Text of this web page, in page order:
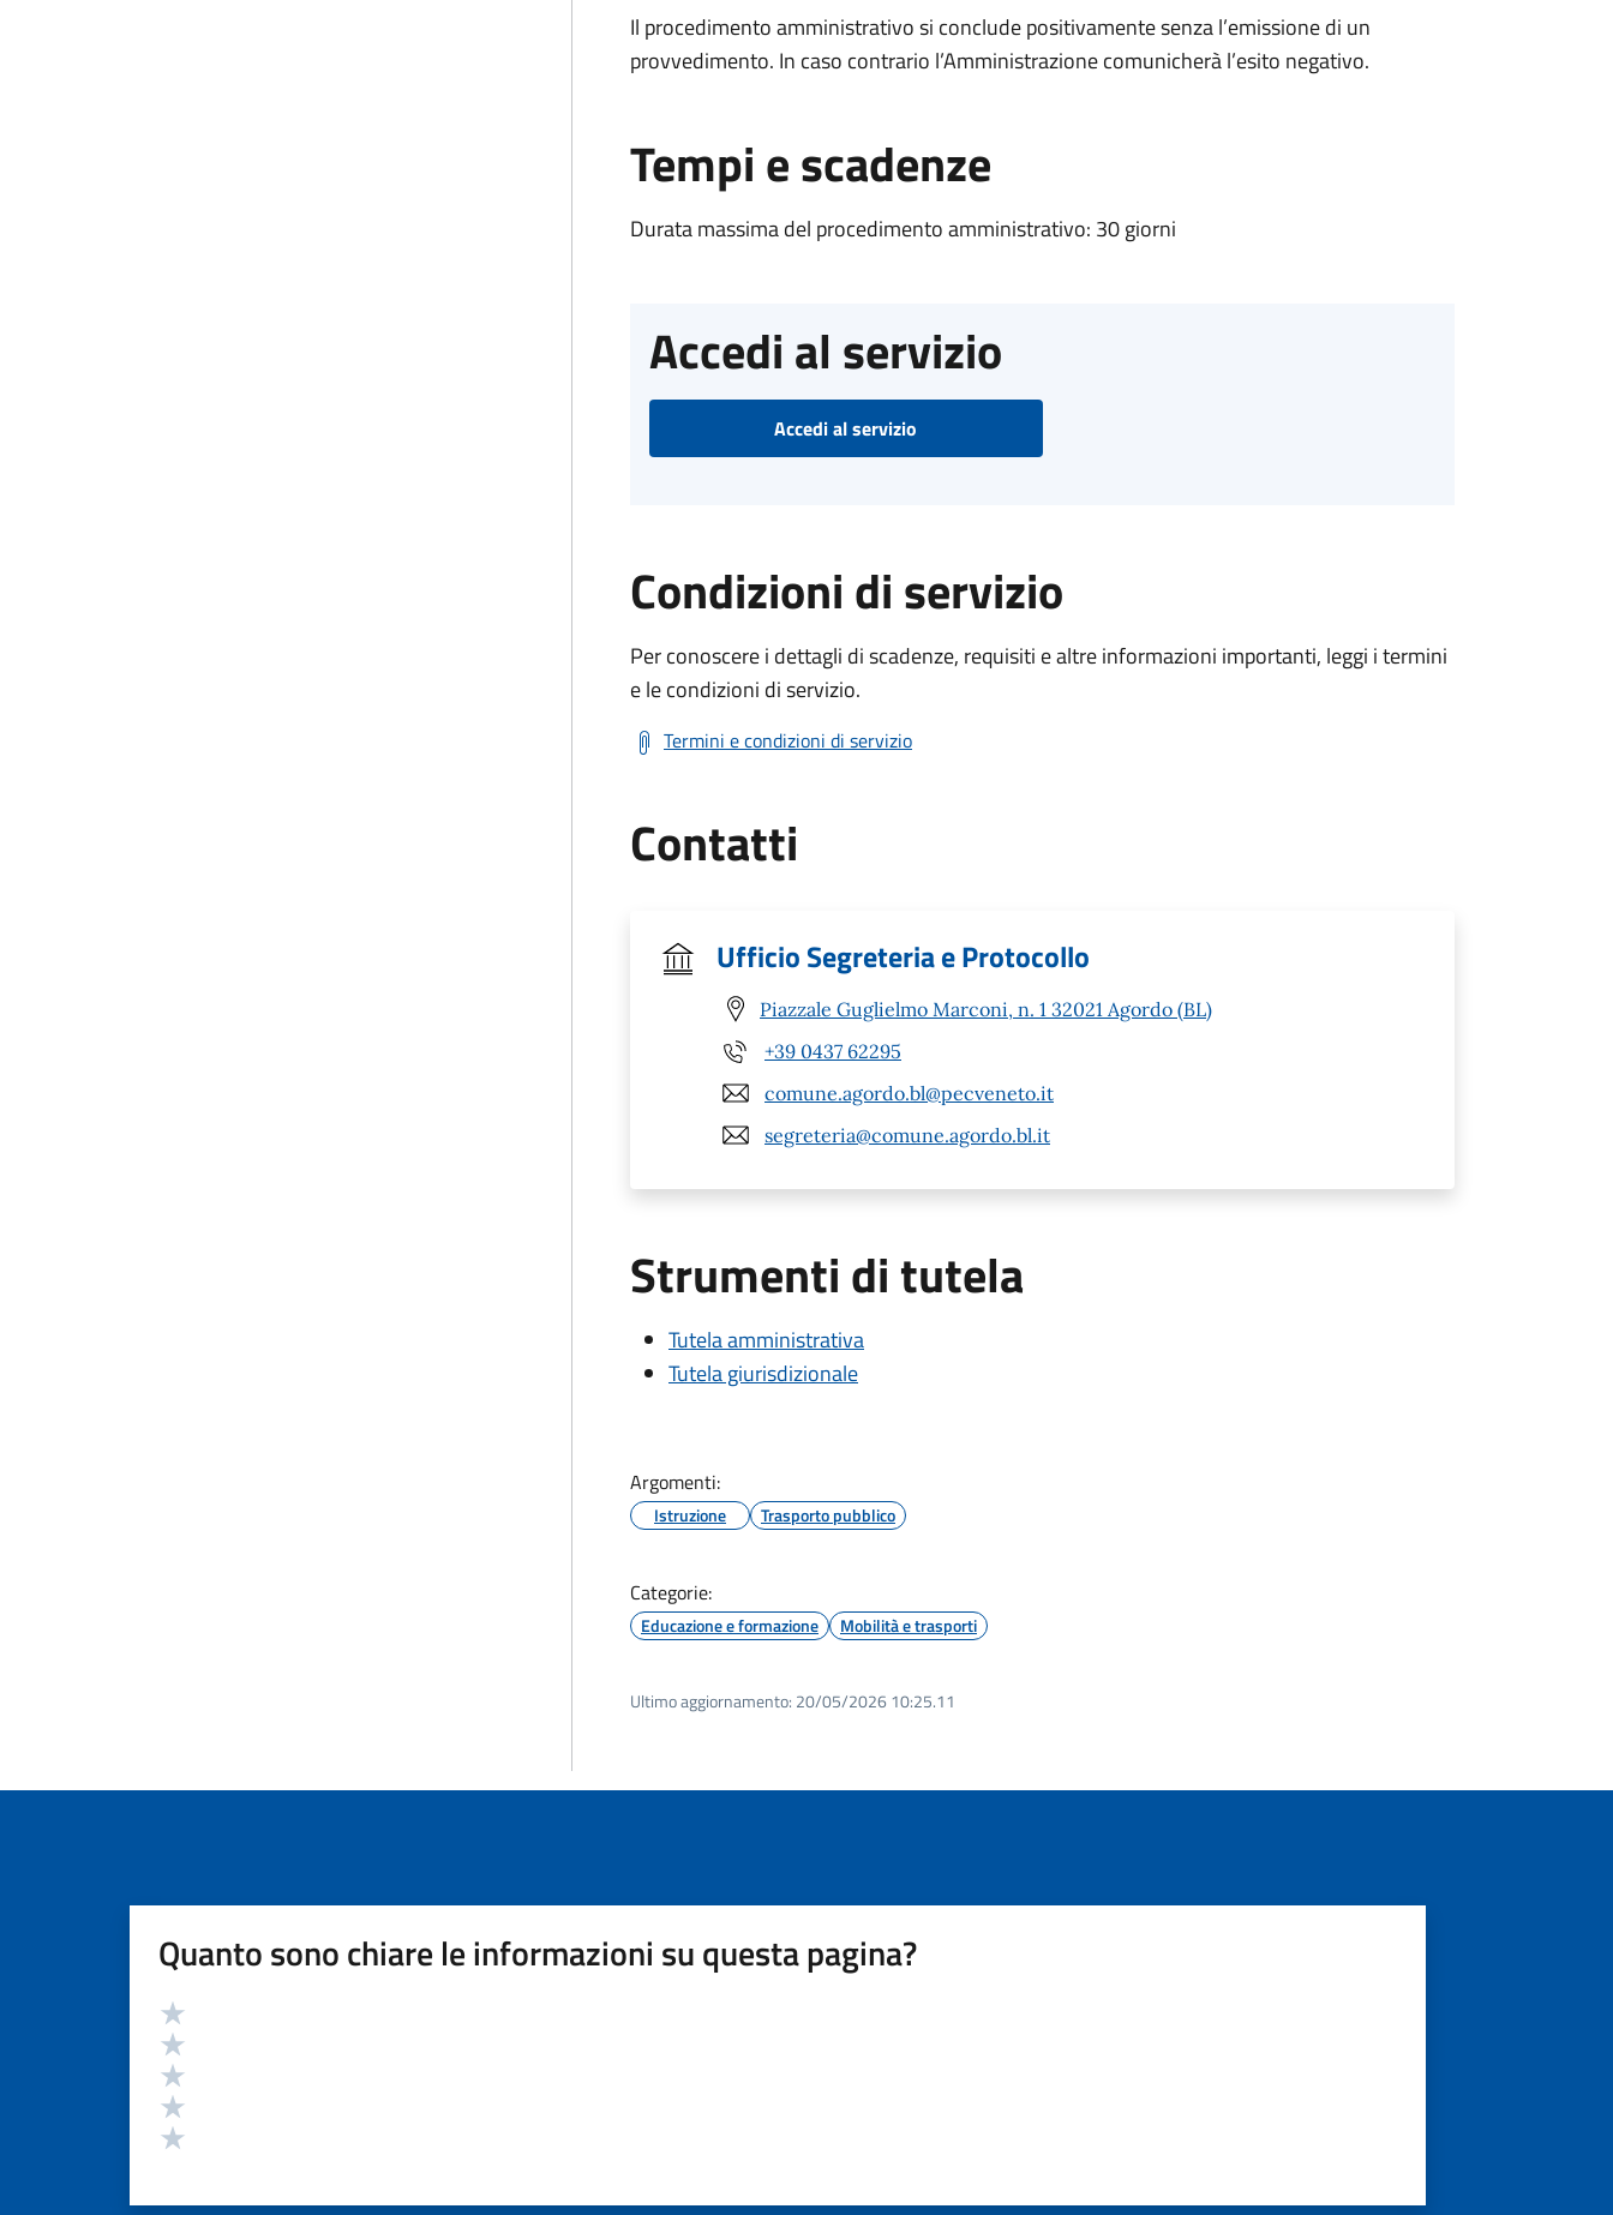
Il procedimento amministrativo si conclude positivamente senza l’emissione di un
provvedimento. In caso contrario l’Amministrazione comunicherà l’esito negativo.
Tempi e scadenze
Durata massima del procedimento amministrativo: 30 giorni
Accedi al servizio
Accedi al servizio
Condizioni di servizio
Per conoscere i dettagli di scadenze, requisiti e altre informazioni importanti, leggi i termini
e le condizioni di servizio.
Termini e condizioni di servizio
Contatti
Ufficio Segreteria e Protocollo
Piazzale Guglielmo Marconi, n. 1 32021 Agordo (BL)
+39 0437 62295
comune.agordo.bl@pecveneto.it
segreteria@comune.agordo.bl.it
Strumenti di tutela
Tutela amministrativa
Tutela giurisdizionale
Argomenti:
Istruzione Trasporto pubblico
Categorie:
Educazione e formazione Mobilità e trasporti
Ultimo aggiornamento: 20/05/2026 10:25.11
Quanto sono chiare le informazioni su questa pagina?
Valutazione